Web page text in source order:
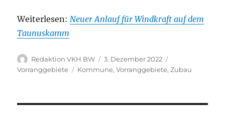
Weiterlesen: Neuer Anlauf für Windkraft auf dem
Taunuskamm
Autor
Redaktion VKH BW
Veröffentlicht
am
3. Dezember 2022
Vorranggebiete
Schlagwörter
Kommune,Vorranggebiete,Zubau